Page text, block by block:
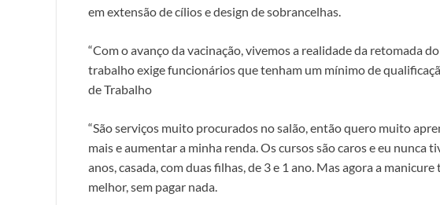
em extensão de cílios e design de sobrancelhas.
“Com o avanço da vacinação, vivemos a realidade da retomada
trabalho exige funcionários que tenham um mínimo de
de Trabalho
“São serviços muito procurados no salão, então quero muito
mais e aumentar a minha renda. Os cursos são caros e eu nunca
anos, casada, com duas filhas, de 3 e 1 ano. Mas agora a
melhor, sem pagar nada.